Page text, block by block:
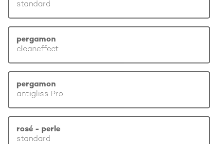
standard
pergamon
cleaneffect
pergamon
antigliss Pro
rosé - perle
standard